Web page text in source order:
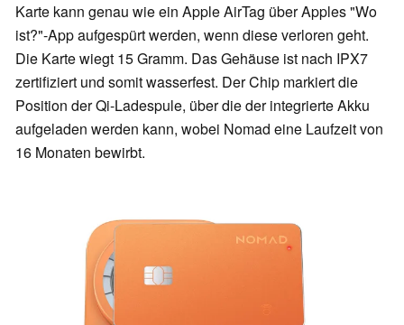
Karte kann genau wie ein Apple AirTag über Apples "Wo
ist?"-App aufgespürt werden, wenn diese verloren geht.
Die Karte wiegt 15 Gramm. Das Gehäuse ist nach IPX7
zertifiziert und somit wasserfest. Der Chip markiert die
Position der Qi-Ladespule, über die der integrierte Akku
aufgeladen werden kann, wobei Nomad eine Laufzeit von
16 Monaten bewirbt.